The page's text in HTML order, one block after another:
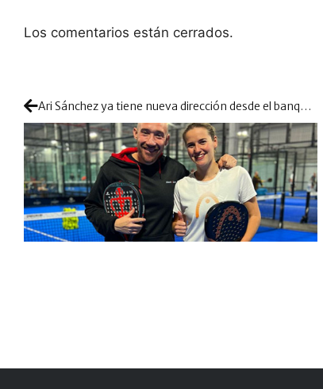
Los comentarios están cerrados.
Ari Sánchez ya tiene nueva dirección desde el banquillo